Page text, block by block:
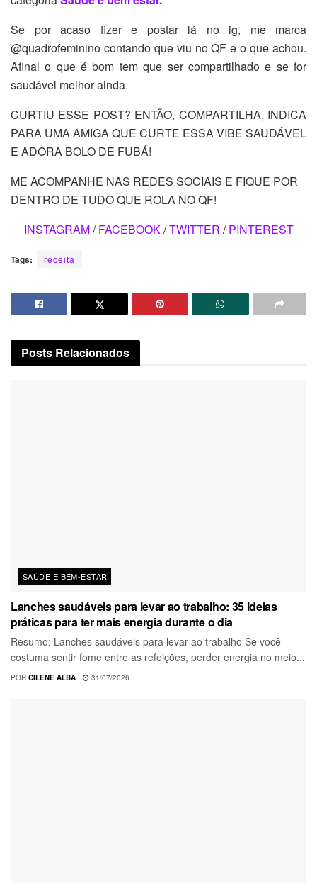
Se por acaso fizer e postar lá no ig, me marca
@quadrofeminino contando que viu no QF e o que achou.
Afinal o que é bom tem que ser compartilhado e se for
saudável melhor ainda.
CURTIU ESSE POST? ENTÃO, COMPARTILHA, INDICA
PARA UMA AMIGA QUE CURTE ESSA VIBE SAUDÁVEL
E ADORA BOLO DE FUBÁ!
ME ACOMPANHE NAS REDES SOCIAIS E FIQUE POR
DENTRO DE TUDO QUE ROLA NO QF!
INSTAGRAM/FACEBOOK/TWITTER /PINTEREST
Tags: receita
Posts Relacionados
SAÚDE E BEM-ESTAR
Lanches saudáveis para levar ao trabalho: 35 ideias
práticas para ter mais energia durante o dia
Resumo: Lanches saudáveis para levar ao trabalho Se você
costuma sentir fome entre as refeições, perder energia no meio...
POR CILENE ALBA 31/07/2026